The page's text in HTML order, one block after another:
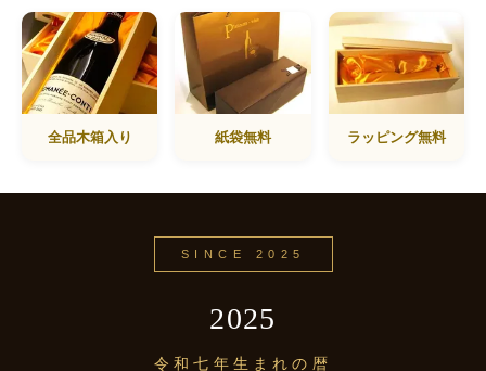
全品木箱入り 紙袋無料 ラッピング無料
SINCE 2025
2025
令和七年生まれの暦